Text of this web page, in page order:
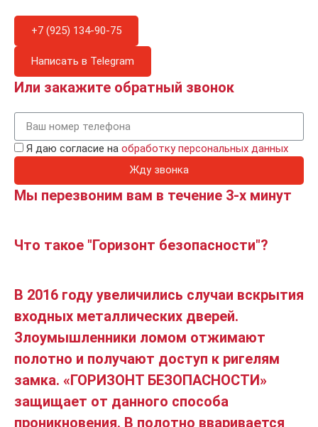
+7 (925) 134-90-75
Написать в Telegram
Или закажите обратный звонок
Я даю согласие на обработку персональных данных
Жду звонка
Мы перезвоним вам в течение 3-х минут
Что такое "Горизонт безопасности"?
В 2016 году увеличились случаи вскрытия
входных металлических дверей.
Злоумышленники ломом отжимают
полотно и получают доступ к ригелям
замка. «ГОРИЗОНТ БЕЗОПАСНОСТИ»
защищает от данного способа
проникновения. В полотно вваривается